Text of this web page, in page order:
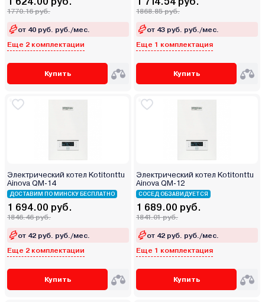
1770.16 руб.
от 40 руб. руб./мес.
Еще 2 комплектации
Купить
1868.85 руб.
от 43 руб. руб./мес.
Еще 1 комплектация
Купить
Электрический котел Kotitonttu
Ainova QM-14
ДОСТАВИМ ПО МИНСКУ БЕСПЛАТНО
1 694.00 руб.
1846.46 руб.
от 42 руб. руб./мес.
Еще 2 комплектации
Купить
Электрический котел Kotitonttu
Ainova QM-12
СОСЕД ОБЗАВИДУЕТСЯ
1 689.00 руб.
1841.01 руб.
от 42 руб. руб./мес.
Еще 1 комплектация
Купить